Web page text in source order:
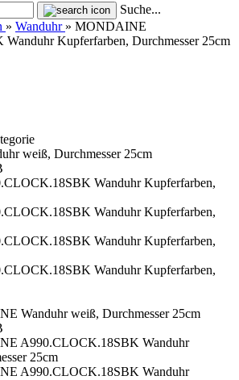
Suche...
» Wanduhr » MONDAINE
Kupferfarben, Durchmesser 25cm